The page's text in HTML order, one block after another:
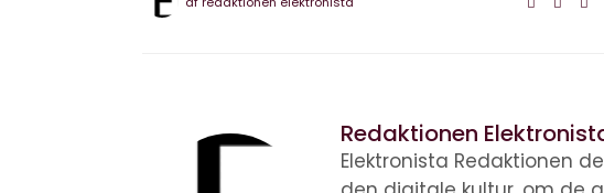
Redaktionen
Elektronista Redaktionen